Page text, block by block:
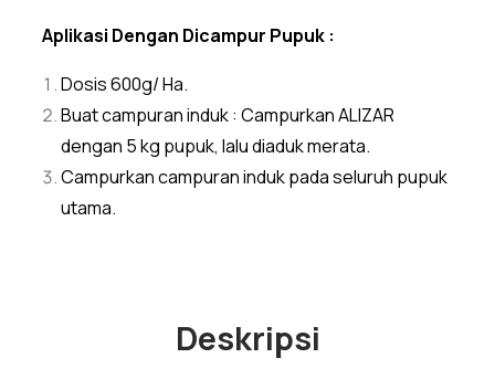
Aplikasi Dengan Dicampur Pupuk :
Dosis 600g/ Ha.
Buat campuran induk : Campurkan ALIZAR
dengan 5 kg pupuk, lalu diaduk merata.
Campurkan campuran induk pada seluruh pupuk
utama.
Deskripsi